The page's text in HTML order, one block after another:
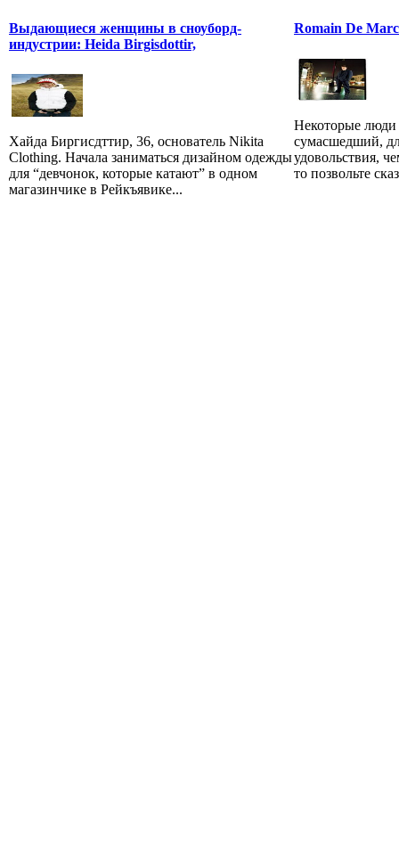
Выдающиеся женщины в сноуборд-
индустрии: Heida Birgisdottir,
Хайда Биргисдттир, 36, основатель Nikita
Clothing. Начала заниматься дизайном одежды
для “девчонок, которые катают” в одном
магазинчике в Рейкъявике...
Romain De
Некоторые люди
сумасшедший,
удовольствия,
то позвольте